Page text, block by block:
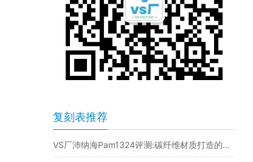
复刻表推荐
VS厂沛纳海Pam1324评测:碳纤维材质打造的独特魅力​